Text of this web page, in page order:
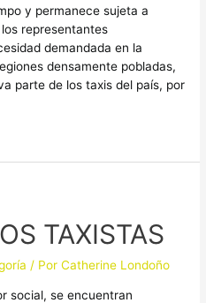
y permanece sujeta a
representantes
demandada en la
densamente pobladas,
parte de los taxis del país, por
TAXISTAS
/ PorCatherine Londoño
social, se encuentran